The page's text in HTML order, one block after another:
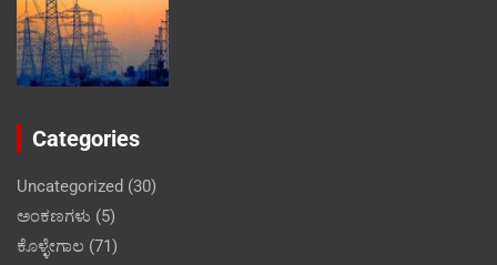
Categories
Uncategorized (30)
ಅಂಕಣಗಳು (5)
ಕೊಳ್ಳೇಗಾಲ (71)